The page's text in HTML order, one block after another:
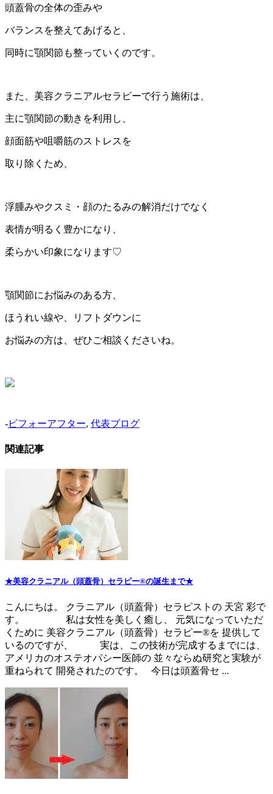
頭蓋骨の全体の歪みや
バランスを整えてあげると、
同時に顎関節も整っていくのです。
また、美容クラニアルセラピーで行う施術は、
主に顎関節の動きを利用し、
顔面筋や咀嚼筋のストレスを
取り除くため、
浮腫みやクスミ・顔のたるみの解消だけでなく
表情が明るく豊かになり、
柔らかい印象になります♡
顎関節にお悩みのある方、
ほうれい線や、リフトダウンに
お悩みの方は、ぜひご相談くださいね。
-ビフォーアフター, 代表ブログ
関連記事
★美容クラニアル（頭蓋骨）セラピー®の誕生まで★
こんにちは。 クラニアル（頭蓋骨）セラピストの 天宮 彩で
す。 私は女性を美しく癒し、 元気になっていただ
くために 美容クラニアル（頭蓋骨）セラピー®を 提供して
いるのですが、 実は、この技術が完成するまでには、
アメリカのオステオパシー医師の 並々ならぬ研究と実験が
重ねられて 開発されたのです。 今日は頭蓋骨セ ...